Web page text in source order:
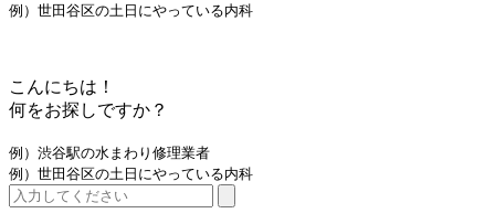
例）世田谷区の土日にやっている内科
こんにちは！
何をお探しですか？
例）渋谷駅の水まわり修理業者
例）世田谷区の土日にやっている内科